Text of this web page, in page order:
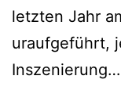
letzten Jahr
uraufgeführt,
Inszenierung…